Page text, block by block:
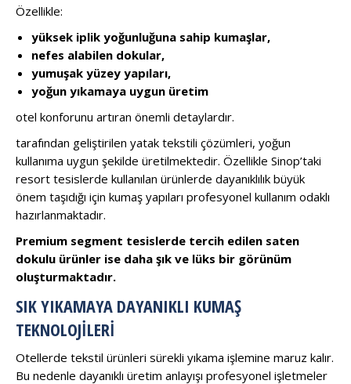
Özellikle:
yüksek iplik yoğunluğuna sahip kumaşlar,
nefes alabilen dokular,
yumuşak yüzey yapıları,
yoğun yıkamaya uygun üretim
otel konforunu artıran önemli detaylardır.
tarafından geliştirilen yatak tekstili çözümleri, yoğun
kullanıma uygun şekilde üretilmektedir. Özellikle Sinop’taki
resort tesislerde kullanılan ürünlerde dayanıklılık büyük
önem taşıdığı için kumaş yapıları profesyonel kullanım odaklı
hazırlanmaktadır.
Premium segment tesislerde tercih edilen saten
dokulu ürünler ise daha şık ve lüks bir görünüm
oluşturmaktadır.
SIK YIKAMAYA DAYANIKLI KUMAŞ
TEKNOLOJILERI
Otellerde tekstil ürünleri sürekli yıkama işlemine maruz kalır.
Bu nedenle dayanıklı üretim anlayışı profesyonel işletmeler